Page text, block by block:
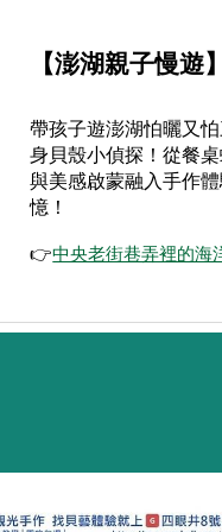
【澎湖親子慢遊
帶孩子遊澎湖怕曬又
身貝殼小偵探！從餐
與美感啟蒙融入手作
憶！
👉中央老街巷弄裡的海